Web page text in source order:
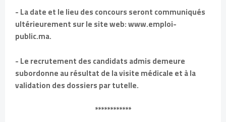
- La date et le lieu des concours seront communiqués
ultérieurement sur le site web: www.emploi-
public.ma.
- Le recrutement des candidats admis demeure
subordonne au résultat de la visite médicale et à la
validation des dossiers par tutelle.
************